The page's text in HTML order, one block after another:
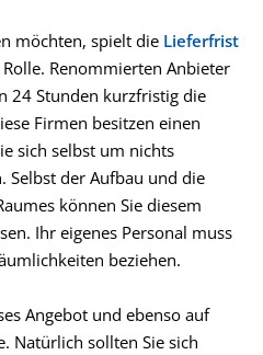
möchten, spielt die Lieferfrist
Renommierten Anbieter
24 Stunden kurzfristig die
Firmen besitzen einen
sich selbst um nichts
Selbst der Aufbau und die
können Sie diesem
Ihr eigenes Personal muss
beziehen.
Angebot und ebenso auf
Natürlich sollten Sie sich